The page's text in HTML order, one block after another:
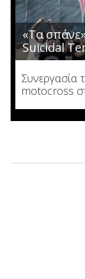
«Τα
Suicidal
Συνεργασία
motocross